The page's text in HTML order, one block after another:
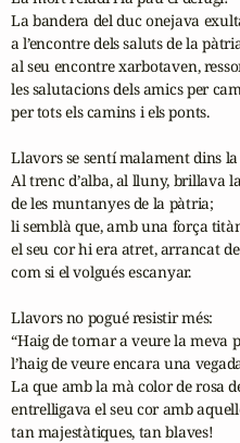
La bandera del duc onejava
a l’encontre dels saluts de la
al seu encontre xarbotaven,
les salutacions dels amics per
per tots els camins i els ponts.
Llavors se sentí malament dins
Al trenc d’alba, al lluny, brillava
de les muntanyes de la pàtria;
li semblà que, amb una força
el seu cor hi era atret, arrancat
com si el volgués escanyar.
Llavors no pogué resistir més:
“Haig de tornar a veure la meva
l’haig de veure encara una
La que amb la mà color de rosa
entrelligava el seu cor amb
tan majestàtiques, tan blaves!